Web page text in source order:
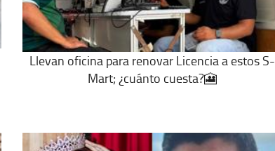
Llevan oficina para renovar Licencia a estos S-
Mart; ¿cuánto cuesta?🎦